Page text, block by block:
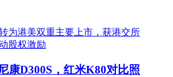
康D300S，红米K80对比照